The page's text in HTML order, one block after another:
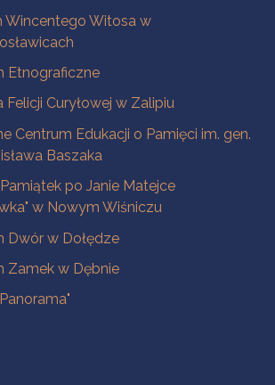
Wincentego Witosa w
Etnograficzne
Felicji Curyłowej w Zalipiu
Centrum Edukacji o Pamięci im. gen.
Baszaka
po Janie Matejce
w Nowym Wiśniczu
Dwór w Dołędze
Zamek w Dębnie